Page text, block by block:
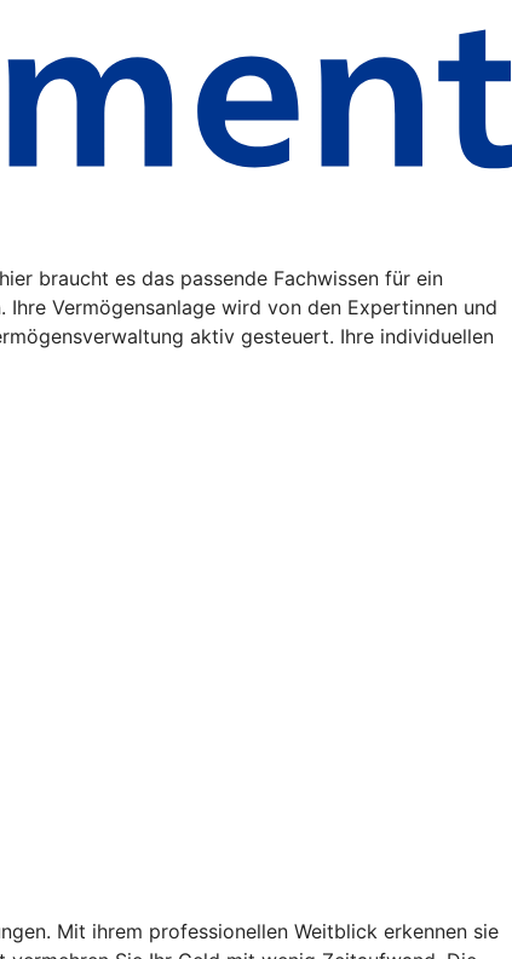
braucht es das passende Fachwissen für ein
Vermögensanlage wird von den Expertinnen und
aktiv gesteuert. Ihre individuellen
Mit ihrem professionellen Weitblick erkennen sie